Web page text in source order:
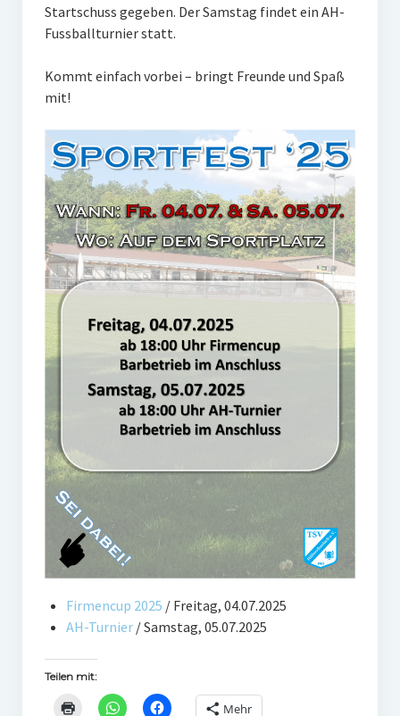
Ü30-Fussball
Breitensport
Frauengymnastik
ThaiBo
Kinderturnen
Eltern-Kind-Turnen
Kinderturnen 3 – 4 Jahre
Kinderturnen 5 – 7 Jahre
Männerfit
Gremien
Mitglied werden
Förderverein
Gaststätte
Anpfiff
Startschuss gegeben. Der Samstag findet ein AH-
Fussballturnier statt.
Kommt einfach vorbei – bringt Freunde und Spaß
mit!
Firmencup 2025 / Freitag, 04.07.2025
AH-Turnier/ Samstag, 05.07.2025
Teilen mit:
Mehr